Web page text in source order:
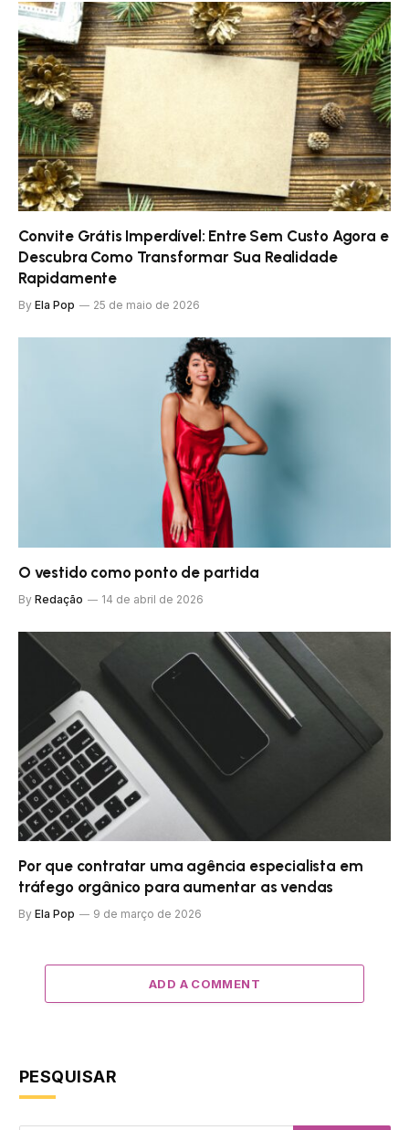
Convite Grátis Imperdível: Entre Sem Custo Agora e
Descubra Como Transformar Sua Realidade
Rapidamente
By Ela Pop 25 de maio de 2026
O vestido como ponto de partida
By Redação 14 de abril de 2026
Por que contratar uma agência especialista em
tráfego orgânico para aumentar as vendas
By Ela Pop 9 de março de 2026
ADD A COMMENT
PESQUISAR